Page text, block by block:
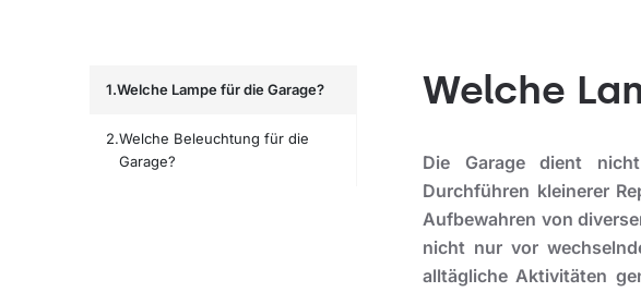
Welche Lampe für die Garage?
Welche Beleuchtung für die
Garage?
Welche
Die Garage dient
Durchführen kleinerer
Aufbewahren von
nicht nur vor
alltägliche Aktivitäten